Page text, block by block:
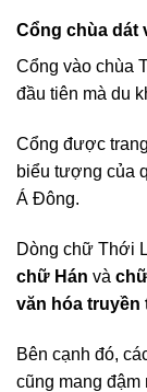
Cổng chùa dát
Cổng vào chùa
đầu tiên mà du
Cổng được
biểu tượng của
Á Đông.
Dòng chữ Thới
chữ Hán và
văn hóa truyền
Bên cạnh đó,
cũng mang